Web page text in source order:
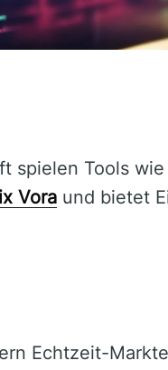
spielen Tools wie
Vora und bietet
Echtzeit-